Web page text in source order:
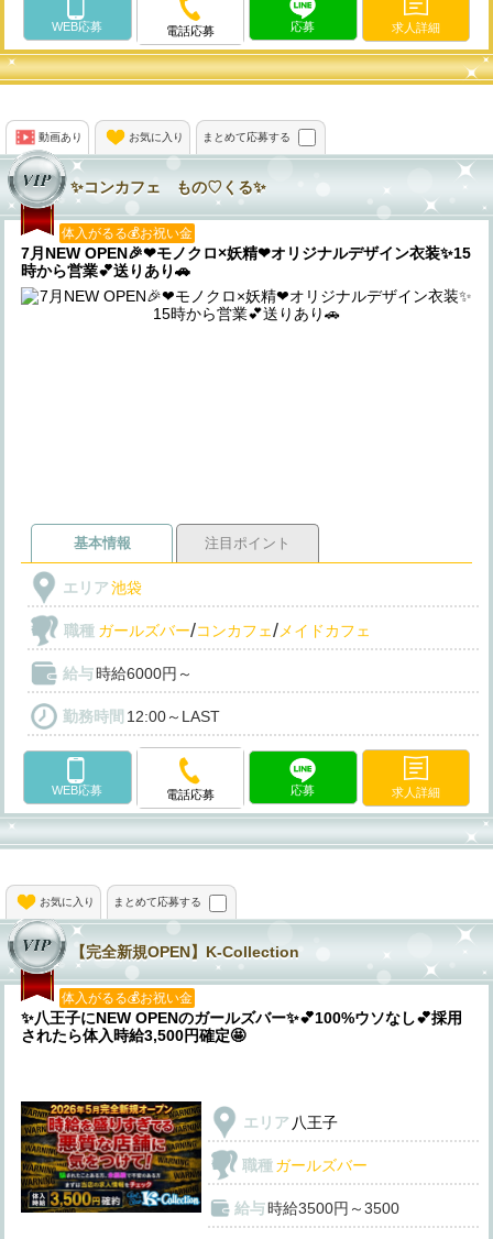
WEB応募 電話応募 応募 求人詳細
動画あり お気に入り まとめて応募する
✨️コンカフェ もの♡くる✨️
体入がるる💰お祝い金
7月NEW OPEN🎉❤モノクロ×妖精❤オリジナルデザイン衣装✨15
時から営業💕送りあり🚗
基本情報 注目ポイント
エリア池袋
職種 ガールズバー/コンカフェ/ メイドカフェ
給与時給6000円～
勤務時間 12:00～LAST
WEB応募 電話応募 応募 求人詳細
お気に入り まとめて応募する
【完全新規OPEN】K-Collection
体入がるる💰お祝い金
✨八王子にNEW OPENのガールズバー✨💕100%ウソなし💕採用
されたら体入時給3,500円確定🤩
エリア 八王子
職種ガールズバー
給与時給3500円～3500